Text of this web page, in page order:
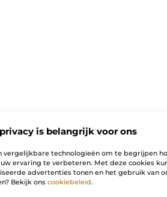
is belangrijk voor ons
vergelijkbare technologieën om te begrijpen
ervaring te verbeteren. Met deze cookies
advertenties tonen en het gebruik van
Bekijk ons cookiebeleid.